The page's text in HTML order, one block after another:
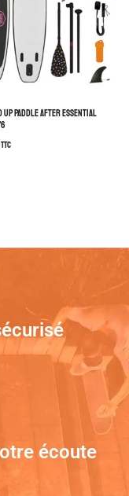
UP PADDLE AFTER ESSENTIAL
TTC
écoute